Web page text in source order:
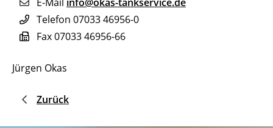
Telefon 07033 46956-0
Fax07033 46956-66
Jürgen Okas
Zurück